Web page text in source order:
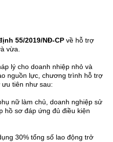
55/2019/NĐ-CP về hỗ trợ
vừa.
lý cho doanh nhiệp nhỏ và
nguồn lực, chương trình hỗ trợ
tiên như sau:
nữ làm chủ, doanh nghiệp sử
hồ sơ đáp ứng đủ điều kiện
30% tổng số lao động trở